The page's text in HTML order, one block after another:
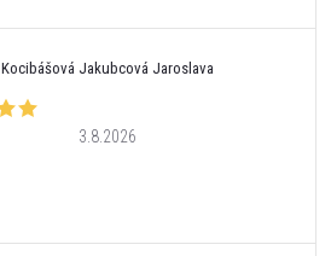
Kocibášová Jakubcová Jaroslava
3.8.2026